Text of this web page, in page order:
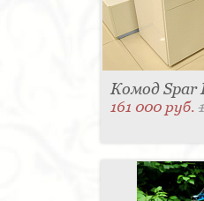
Комод Spar
161 000 руб.